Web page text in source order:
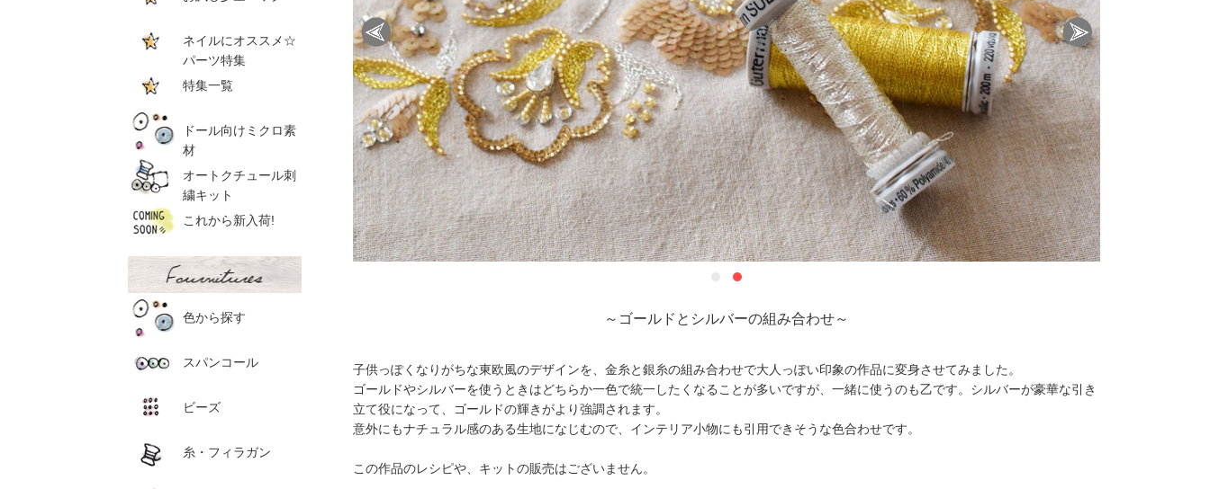
～ゴールドとシルバーの組み合わせ～
子供っぽくなりがちな東欧風のデザインを、金糸と銀糸の組み合わせで大人っぽい印象の作品に変身させてみました。
ゴールドやシルバーを使うときはどちらか一色で統一したくなることが多いですが、一緒に使うのも乙です。シルバーが豪華な引き
立て役になって、ゴールドの輝きがより強調されます。
意外にもナチュラル感のある生地になじむので、インテリア小物にも引用できそうな色合わせです。
この作品のレシピや、キットの販売はございません。
ネイルにオススメ☆
パーツ特集
特集一覧
ドール向けミクロ素
材
オートクチュール刺
繍キット
これから新入荷!
色から探す
スパンコール
ビーズ
糸・フィラガン